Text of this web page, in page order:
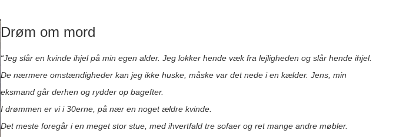
Drøm om mord
“Jeg slår en kvinde ihjel på min egen alder. Jeg lokker hende væk fra lejligheden og slår hende ihjel.
De nærmere omstændigheder kan jeg ikke huske, måske var det nede i en kælder. Jens, min
eksmand går derhen og rydder op bagefter.
I drømmen er vi i 30erne, på nær en noget ældre kvinde.
Det meste foregår i en meget stor stue, med ihvertfald tre sofaer og ret mange andre møbler.